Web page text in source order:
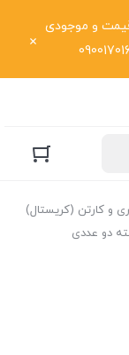
و موجودی
و کارتن (کریستال)